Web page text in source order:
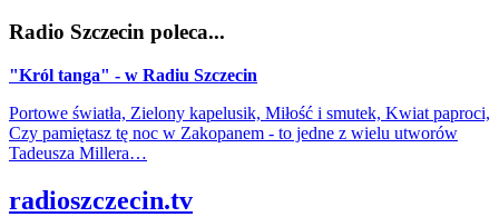
Radio Szczecin poleca...
"Król tanga" - w Radiu Szczecin
Portowe światła, Zielony kapelusik, Miłość i smutek, Kwiat paproci,
Czy pamiętasz tę noc w Zakopanem - to jedne z wielu utworów
Tadeusza Millera…
radioszczecin.tv